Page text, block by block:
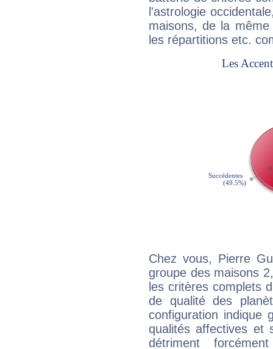
l'astrologie
maisons, de la
les répartitions etc.
Chez vous, Pierre
groupe des maisons
les critères complets
de qualité des
configuration indique
qualités affectives et
détriment